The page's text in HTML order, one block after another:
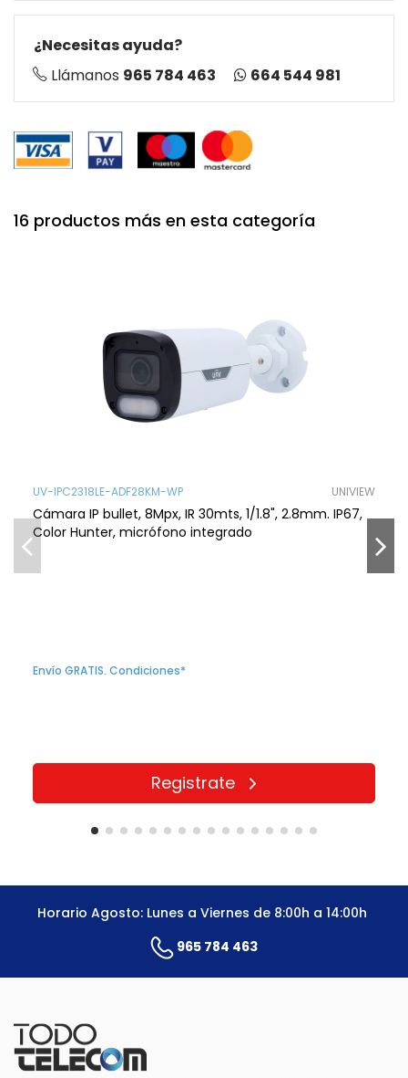
¿Necesitas ayuda?
Llámanos 965 784 463 664 544 981
16 productos más en esta categoría
UV-IPC2318LE-ADF28KM-WP UNIVIEW
Cámara IP bullet, 8Mpx, IR 30mts, 1/1.8", 2.8mm. IP67,
Color Hunter, micrófono integrado
Envío GRATIS. Condiciones*
Registrate
Horario Agosto: Lunes a Viernes de 8:00h a 14:00h
965 784 463